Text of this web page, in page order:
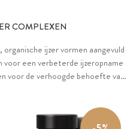
COMPLEXEN
ijzer vormen aangevuld
een verbeterde ijzeropname
voor de verhoogde behoefte van
als puur vegan variant.